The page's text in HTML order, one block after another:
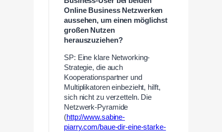
Online Business Netzwerken
aussehen, um einen möglichst
großen Nutzen
herauszuziehen?
SP: Eine klare Networking-
Strategie, die auch
Kooperationspartner und
Multiplikatoren einbezieht, hilft,
sich nicht zu verzetteln. Die
Netzwerk-Pyramide
(http://www.sabine-
piarry.com/baue-dir-eine-starke-